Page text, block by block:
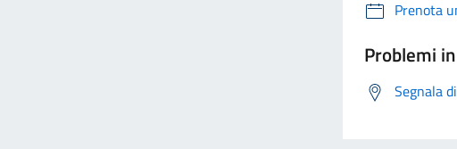
Prenota
Problemi
Segnala